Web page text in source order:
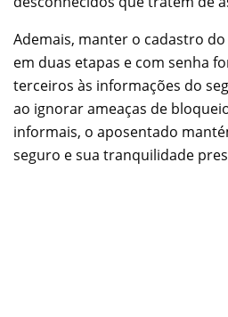
Ademais, manter o cadastro do
em duas etapas e com senha
terceiros às informações do
ao ignorar ameaças de
informais, o aposentado
seguro e sua tranquilidade